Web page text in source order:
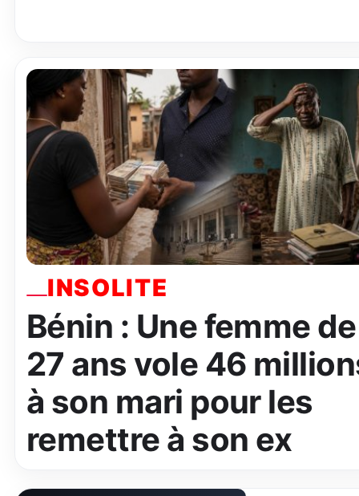
INSOLITE
Bénin : Une femme de
27 ans vole 46
à son mari pour les
remettre à son ex